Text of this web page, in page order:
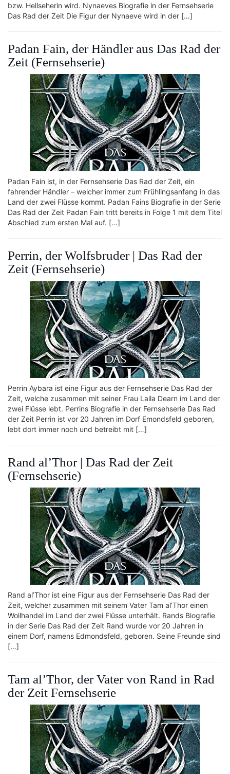
bzw. Hellseherin wird. Nynaeves Biografie in der Fernsehserie
Das Rad der Zeit Die Figur der Nynaeve wird in der […]
Padan Fain, der Händler aus Das Rad der
Zeit (Fernsehserie)
Padan Fain ist, in der Fernsehserie Das Rad der Zeit, ein
fahrender Händler – welcher immer zum Frühlingsanfang in das
Land der zwei Flüsse kommt. Padan Fains Biografie in der Serie
Das Rad der Zeit Padan Fain tritt bereits in Folge 1 mit dem Titel
Abschied zum ersten Mal auf. […]
Perrin, der Wolfsbruder | Das Rad der
Zeit (Fernsehserie)
Perrin Aybara ist eine Figur aus der Fernsehserie Das Rad der
Zeit, welche zusammen mit seiner Frau Laila Dearn im Land der
zwei Flüsse lebt. Perrins Biografie in der Fernsehserie Das Rad
der Zeit Perrin ist vor 20 Jahren im Dorf Emondsfeld geboren,
lebt dort immer noch und betreibt mit […]
Rand al’Thor | Das Rad der Zeit
(Fernsehserie)
Rand al’Thor ist eine Figur aus der Fernsehserie Das Rad der
Zeit, welcher zusammen mit seinem Vater Tam al’Thor einen
Wollhandel im Land der zwei Flüsse unterhält. Rands Biografie
in der Serie Das Rad der Zeit Rand wurde vor 20 Jahren in
einem Dorf, namens Edmondsfeld, geboren. Seine Freunde sind
[…]
Tam al’Thor, der Vater von Rand in Rad
der Zeit Fernsehserie